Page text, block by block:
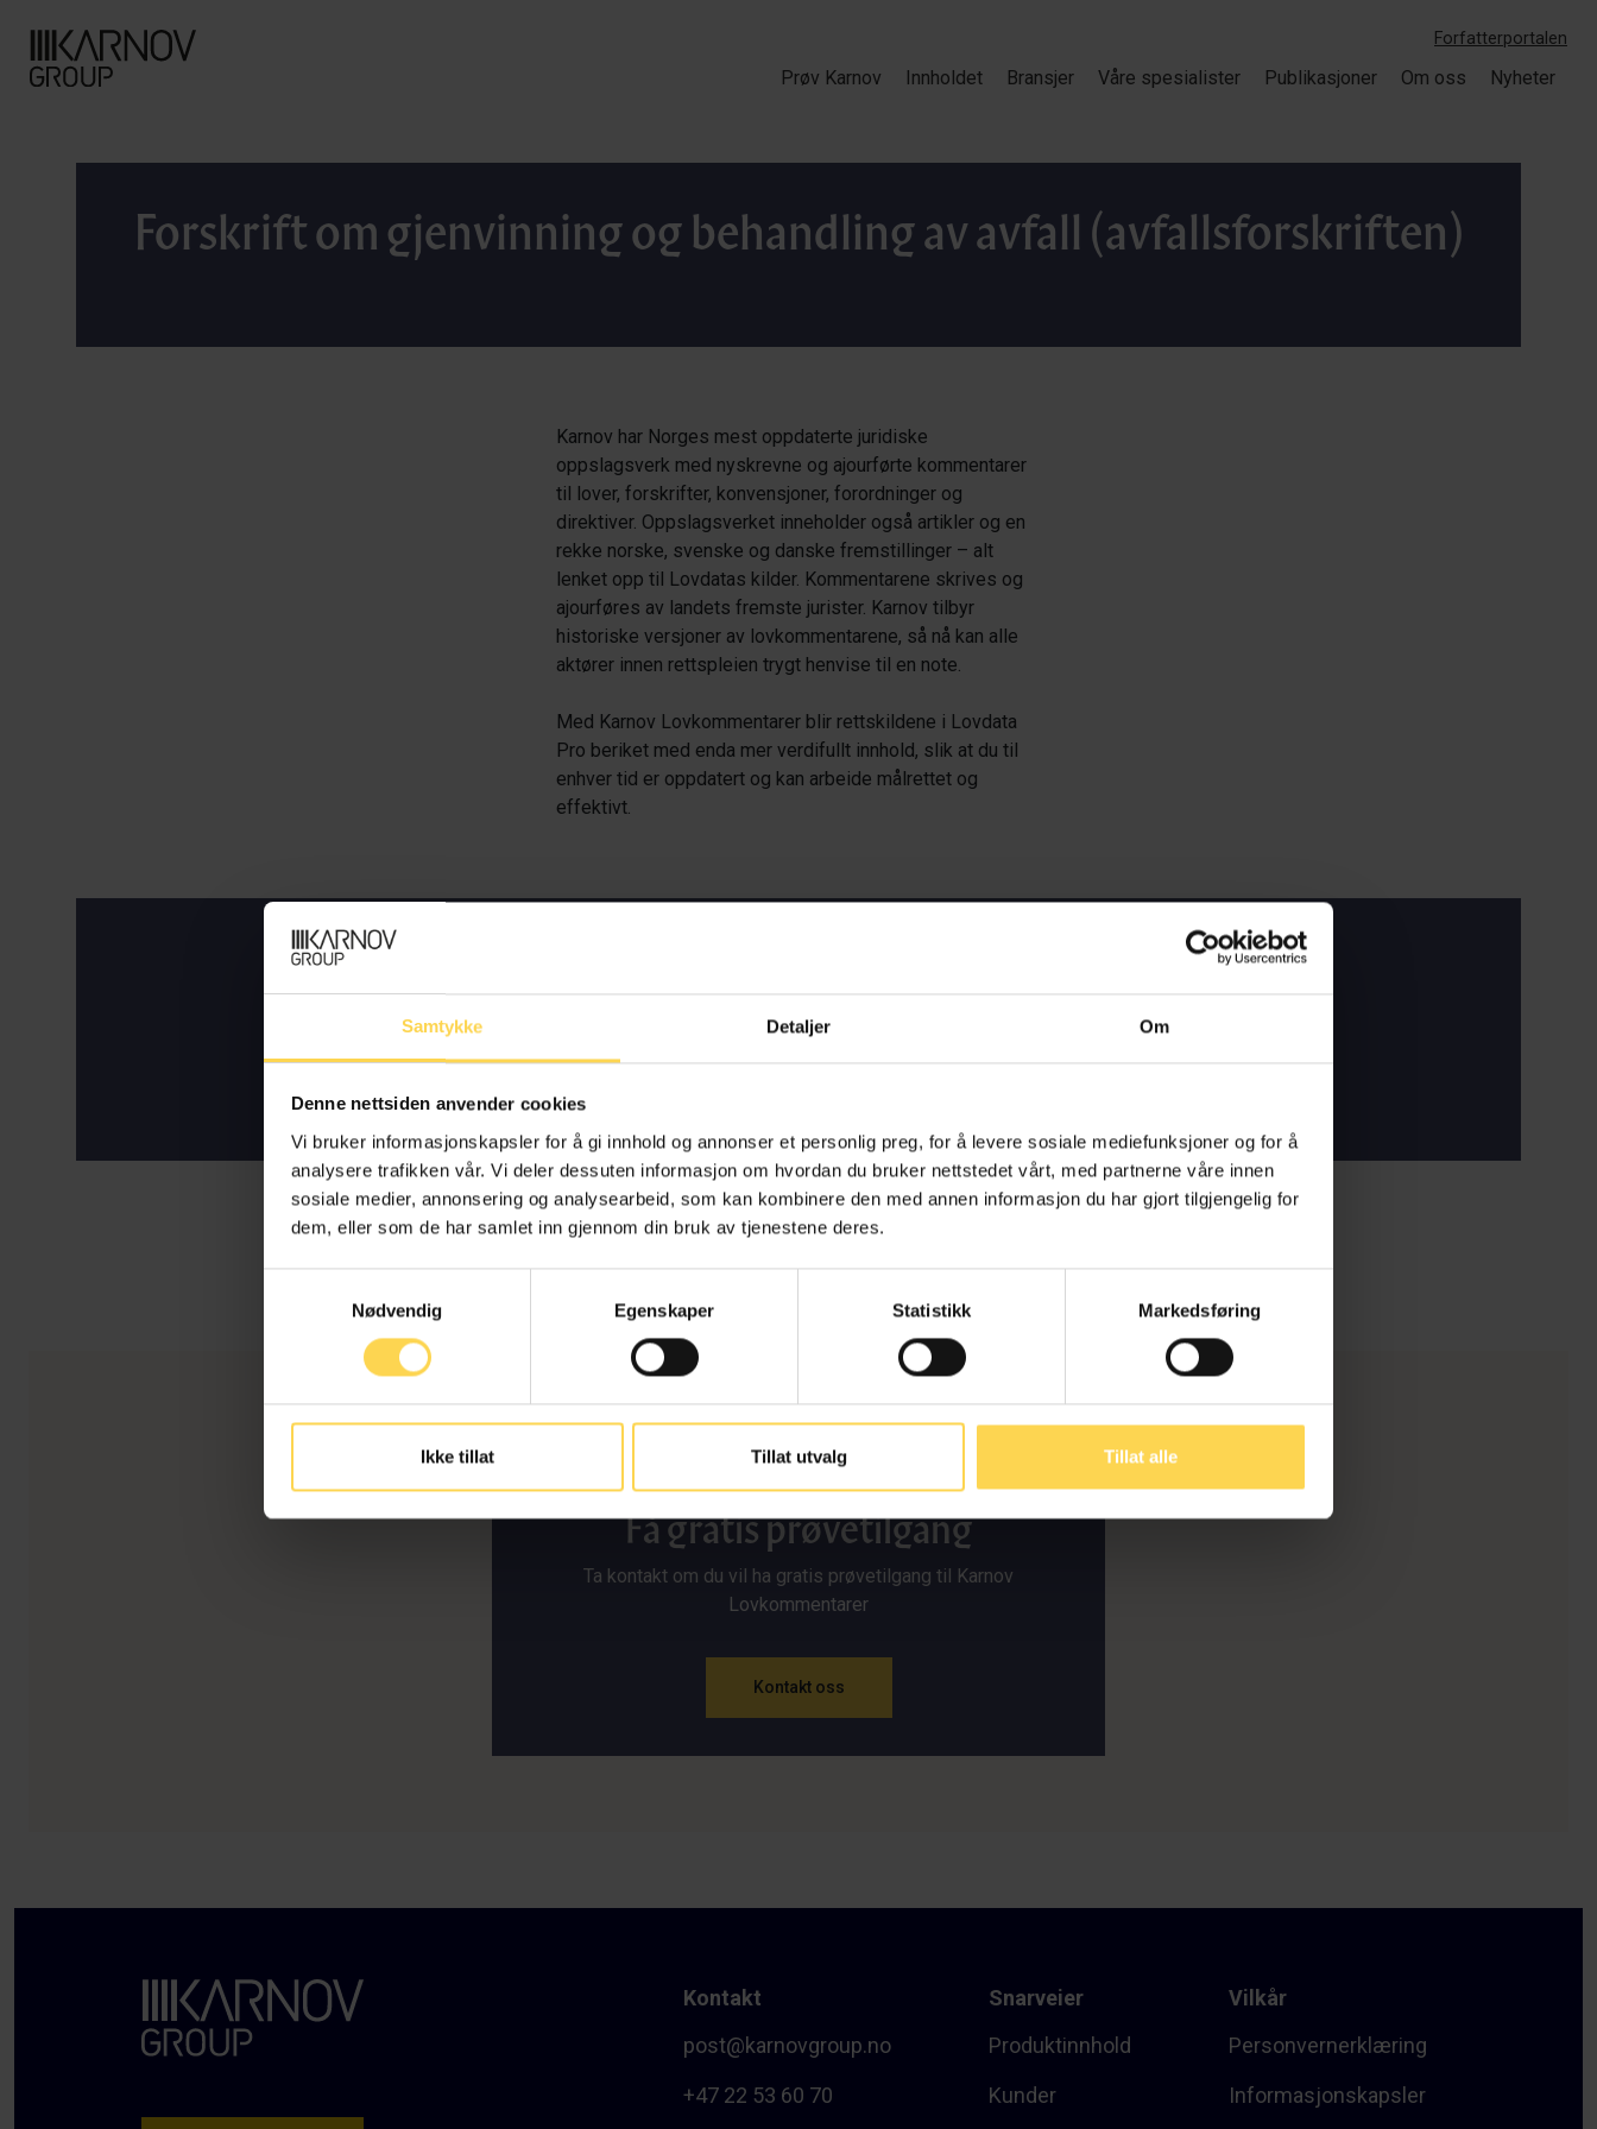
Samtykke Detaljer Om
Denne nettsiden anvender cookies
Vi bruker informasjonskapsler for å gi innhold og annonser et personlig preg, for å levere sosiale mediefunksjoner og for å
analysere trafikken vår. Vi deler dessuten informasjon om hvordan du bruker nettstedet vårt, med partnerne våre innen
sosiale medier, annonsering og analysearbeid, som kan kombinere den med annen informasjon du har gjort tilgjengelig for
dem, eller som de har samlet inn gjennom din bruk av tjenestene deres.
Nødvendig
Egenskaper Statistikk Markedsføring
Ikke tillat Tillat utvalg Tillat alle
Forfatterportalen
Prøv Karnov Innholdet Bransjer Våre spesialister Publikasjoner Om oss Nyheter
Forskrift om gjenvinning og behandling av avfall (avfallsforskriften)
Karnov har Norges mest oppdaterte juridiske
oppslagsverk med nyskrevne og ajourførte kommentarer
til lover, forskrifter, konvensjoner, forordninger og
direktiver. Oppslagsverket inneholder også artikler og en
rekke norske, svenske og danske fremstillinger – alt
lenket opp til Lovdatas kilder. Kommentarene skrives og
ajourføres av landets fremste jurister. Karnov tilbyr
historiske versjoner av lovkommentarene, så nå kan alle
aktører innen rettspleien trygt henvise til en note.
Med Karnov Lovkommentarer blir rettskildene i Lovdata
Pro beriket med enda mer verdifullt innhold, slik at du til
enhver tid er oppdatert og kan arbeide målrettet og
effektivt.
Få gratis prøvetilgang
Ta kontakt om du vil ha gratis prøvetilgang til Karnov
Lovkommentarer
Kontakt oss
Kontakt
post@karnovgroup.no
+47 22 53 60 70
Snarveier
Produktinnhold
Kunder
Vilkår
Personvernerklæring
Informasjonskapsler